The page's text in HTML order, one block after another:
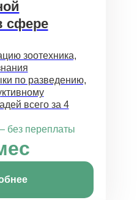
сфере
зоотехника,
по разведению,
всего за 4
без переплаты